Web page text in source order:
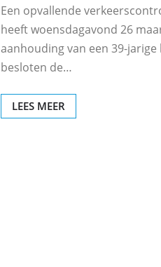
Een opvallende
heeft woensdagavond 26
aanhouding van een 39-
besloten de…
LEES MEER